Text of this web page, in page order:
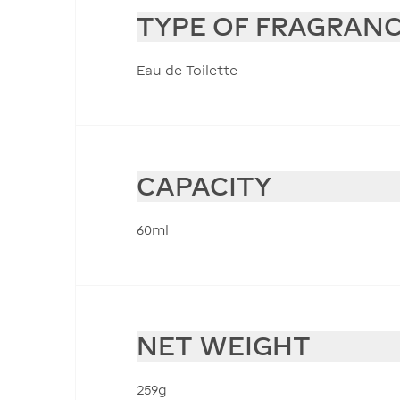
TYPE OF
Eau de Toilette
CAPACITY
60ml
NET WEIGHT
259g